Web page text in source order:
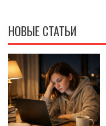
НОВЫЕ СТАТЬИ